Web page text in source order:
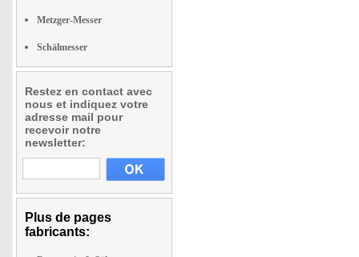
Metzger-Messer
Schälmesser
Restez en contact avec
nous et indiquez votre
adresse mail pour
recevoir notre
newsletter:
Plus de pages
fabricants: